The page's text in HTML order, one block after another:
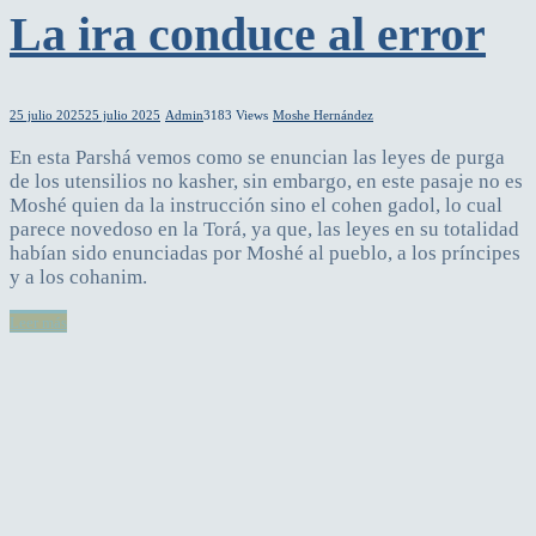
La ira conduce al error
25 julio 202525 julio 2025 Admin3183 Views Moshe Hernández
En esta Parshá vemos como se enuncian las leyes de purga
de los utensilios no kasher, sin embargo, en este pasaje no es
Moshé quien da la instrucción sino el cohen gadol, lo cual
parece novedoso en la Torá, ya que, las leyes en su totalidad
habían sido enunciadas por Moshé al pueblo, a los príncipes
y a los cohanim.
Leer más